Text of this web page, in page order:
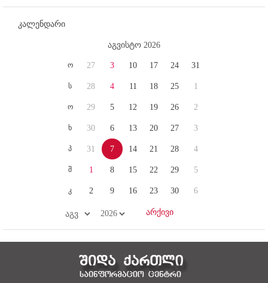
კალენდარი
აგვისტო 2026
ო
ს
ო
ხ
პ
შ
კ
27
28
29
30
31
1
2
3
4
5
6
7
8
9
10
11
12
13
14
15
16
17
18
19
20
21
22
23
24
25
26
27
28
29
30
31
1
2
3
4
5
6